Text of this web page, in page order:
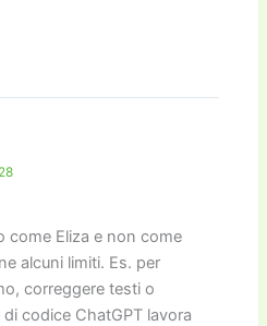
come Eliza e non come
alcuni limiti. Es. per
correggere testi o
codice ChatGPT lavora